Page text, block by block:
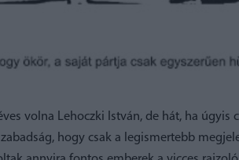
volna Lehoczki István, de hát, ha úgyis
hogy csak a legismertebb